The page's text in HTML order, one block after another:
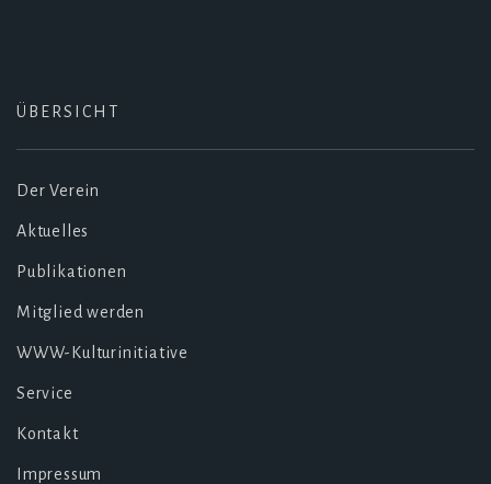
ÜBERSICHT
Der Verein
Aktuelles
Publikationen
Mitglied werden
WWW-Kulturinitiative
Service
Kontakt
Impressum